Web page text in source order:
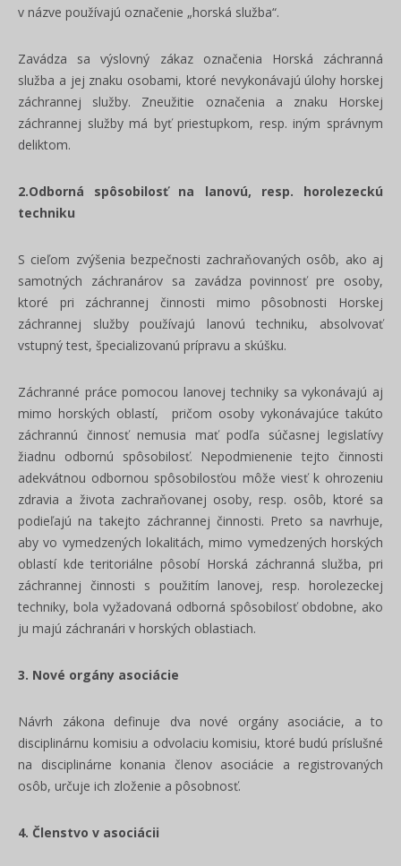
v názve používajú označenie „horská služba“.
Zavádza sa výslovný zákaz označenia Horská záchranná
služba a jej znaku osobami, ktoré nevykonávajú úlohy horskej
záchrannej služby. Zneužitie označenia a znaku Horskej
záchrannej služby má byť priestupkom, resp. iným správnym
deliktom.
2.Odborná spôsobilosť na lanovú, resp. horolezeckú
techniku
S cieľom zvýšenia bezpečnosti zachraňovaných osôb, ako aj
samotných záchranárov sa zavádza povinnosť pre osoby,
ktoré pri záchrannej činnosti mimo pôsobnosti Horskej
záchrannej služby používajú lanovú techniku, absolvovať
vstupný test, špecializovanú prípravu a skúšku.
Záchranné práce pomocou lanovej techniky sa vykonávajú aj
mimo horských oblastí, pričom osoby vykonávajúce takúto
záchrannú činnosť nemusia mať podľa súčasnej legislatívy
žiadnu odbornú spôsobilosť. Nepodmienenie tejto činnosti
adekvátnou odbornou spôsobilosťou môže viesť k ohrozeniu
zdravia a života zachraňovanej osoby, resp. osôb, ktoré sa
podieľajú na takejto záchrannej činnosti. Preto sa navrhuje,
aby vo vymedzených lokalitách, mimo vymedzených horských
oblastí kde teritoriálne pôsobí Horská záchranná služba, pri
záchrannej činnosti s použitím lanovej, resp. horolezeckej
techniky, bola vyžadovaná odborná spôsobilosť obdobne, ako
ju majú záchranári v horských oblastiach.
3. Nové orgány asociácie
Návrh zákona definuje dva nové orgány asociácie, a to
disciplinárnu komisiu a odvolaciu komisiu, ktoré budú príslušné
na disciplinárne konania členov asociácie a registrovaných
osôb, určuje ich zloženie a pôsobnosť.
4. Členstvo v asociácii